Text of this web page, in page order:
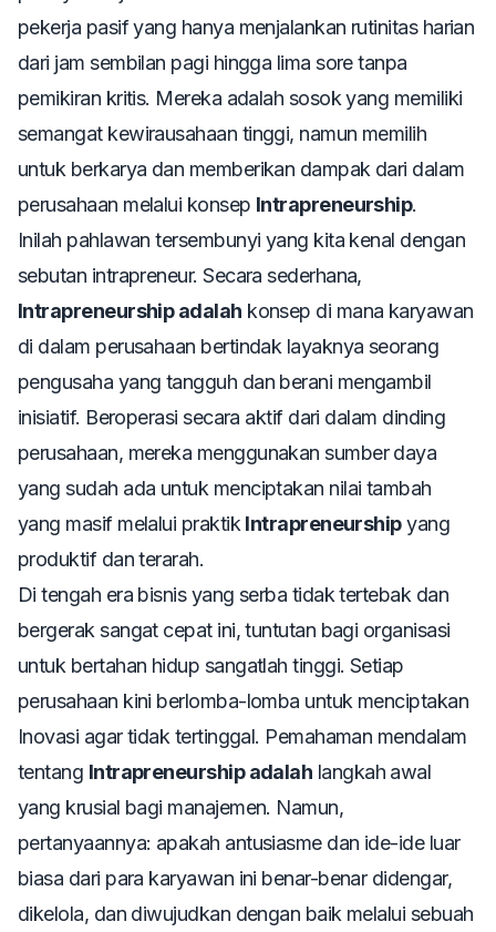
pekerja pasif yang hanya menjalankan rutinitas harian
dari jam sembilan pagi hingga lima sore tanpa
pemikiran kritis. Mereka adalah sosok yang memiliki
semangat kewirausahaan tinggi, namun memilih
untuk berkarya dan memberikan dampak dari dalam
perusahaan melalui konsep Intrapreneurship.
Inilah pahlawan tersembunyi yang kita kenal dengan
sebutan intrapreneur. Secara sederhana,
Intrapreneurship adalah konsep di mana karyawan
di dalam perusahaan bertindak layaknya seorang
pengusaha yang tangguh dan berani mengambil
inisiatif. Beroperasi secara aktif dari dalam dinding
perusahaan, mereka menggunakan sumber daya
yang sudah ada untuk menciptakan nilai tambah
yang masif melalui praktik Intrapreneurshipyang
produktif dan terarah.
Di tengah era bisnis yang serba tidak tertebak dan
bergerak sangat cepat ini, tuntutan bagi organisasi
untuk bertahan hidup sangatlah tinggi. Setiap
perusahaan kini berlomba-lomba untuk menciptakan
Inovasi agar tidak tertinggal. Pemahaman mendalam
tentang Intrapreneurship adalah langkah awal
yang krusial bagi manajemen. Namun,
pertanyaannya: apakah antusiasme dan ide-ide luar
biasa dari para karyawan ini benar-benar didengar,
dikelola, dan diwujudkan dengan baik melalui sebuah